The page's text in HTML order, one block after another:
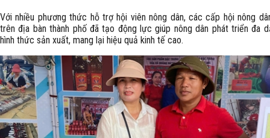
Với nhiều phương thức hỗ trợ hội viên nông dân, các cấp hội nông
trên địa bàn thành phố đã tạo động lực giúp nông dân phát triển đa
hình thức sản xuất, mang lại hiệu quả kinh tế cao.